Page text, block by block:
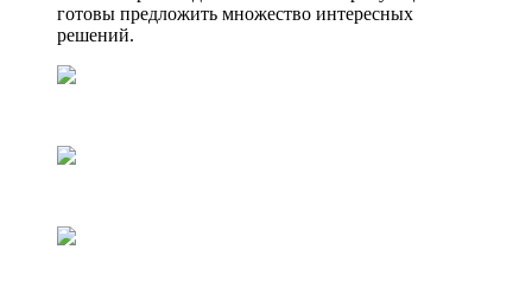
готовы предложить множество интересных
решений.